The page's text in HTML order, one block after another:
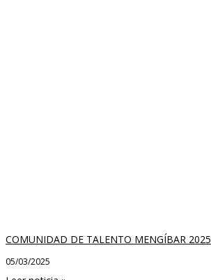
COMUNIDAD DE TALENTO MENGÍBAR 2025
05/03/2025